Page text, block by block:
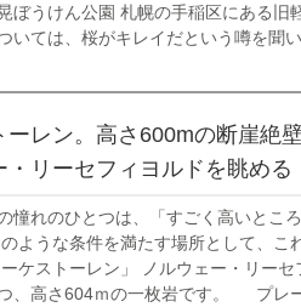
ぼうけん公園 札幌の手稲区にある旧
いては、桜がキレイだという噂を聞
ていたのですが、同じ札幌市内でも
願成就です。 場所はここ。 ...
ーレン。高さ600mの断崖絶
・リーセフィヨルドを眺める
憧れのひとつは、「すごく高いとこ
ような条件を満たす場所として、こ
ケストーレン」 ノルウェー・リー
、高さ604ｍの一枚岩です。 プレー